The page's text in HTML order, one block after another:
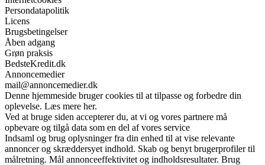
Persondatapolitik
Licens
Brugsbetingelser
Åben adgang
Grøn praksis
BedsteKredit.dk
Annoncemedier
mail@annoncemedier.dk
Denne hjemmeside bruger cookies til at tilpasse og forbedre din
oplevelse. Læs mere her.
Ved at bruge siden accepterer du, at vi og vores partnere må
opbevare og tilgå data som en del af vores service
Indsaml og brug oplysninger fra din enhed til at vise relevante
annoncer og skræddersyet indhold. Skab og benyt brugerprofiler til
målretning. Mål annonceeffektivitet og indholdsresultater. Brug